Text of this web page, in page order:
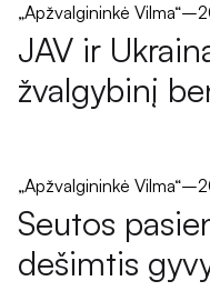
„Apžvalgininkė Vilma“–
JAV ir
žvalgybinį
„Apžvalgininkė Vilma“–
Seutos
dešimtis